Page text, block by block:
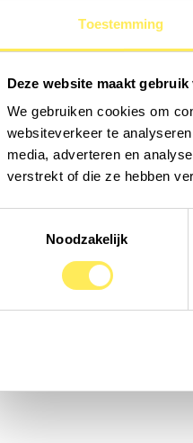
Toestemming
Deze website maakt
We gebruiken cookies om
websiteverkeer te
media, adverteren en
verstrekt of die ze hebben
Noodzakelijk